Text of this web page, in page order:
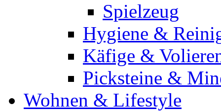
Spielzeug
Hygiene &
Käfige &
Picksteine &
Wohnen & Lifestyle